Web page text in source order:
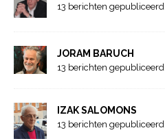
13 berichten gepubliceerd
JORAM BARUCH
13 berichten gepubliceerd
IZAK SALOMONS
13 berichten gepubliceerd